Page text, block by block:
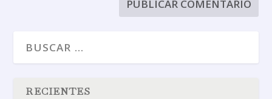
RECIENTES